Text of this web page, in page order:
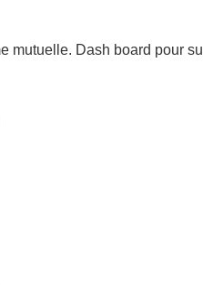
mutuelle. Dash board pour